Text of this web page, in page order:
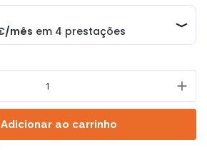
Adicionar ao carrinho